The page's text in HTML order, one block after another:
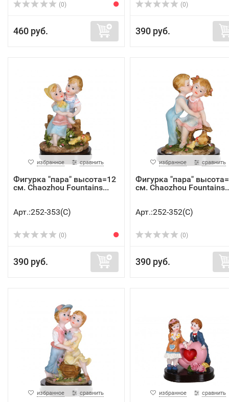
(0)
460 руб.
(0)
390 руб.
избранное сравнить
Фигурка "пара" высота=12
см. Chaozhou Fountains...
Арт.:252-353(C)
(0)
390 руб.
избранное сравнить
Фигурка "пара"
см. Chaozhou
Арт.:252-352(C)
(0)
390 руб.
избранное сравнить избранное сравнить